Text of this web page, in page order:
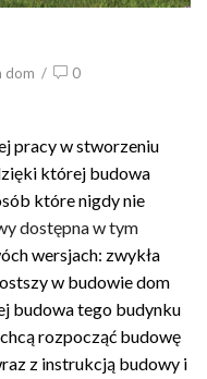
dom / 0
pracy w stworzeniu
której budowa
które nigdy nie
dostępna w tym
wersjach: zwykła
w budowie dom
budowa tego budynku
rozpocząć budowę
z instrukcją budowy i